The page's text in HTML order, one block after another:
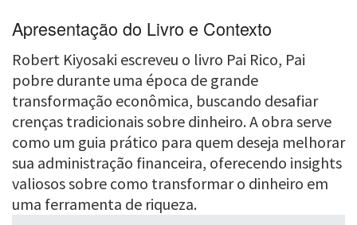
Apresentação do Livro e Contexto
Robert Kiyosaki escreveu o livro Pai Rico, Pai
pobre durante uma época de grande
transformação econômica, buscando desafiar
crenças tradicionais sobre dinheiro. A obra serve
como um guia prático para quem deseja melhorar
sua administração financeira, oferecendo insights
valiosos sobre como transformar o dinheiro em
uma ferramenta de riqueza.